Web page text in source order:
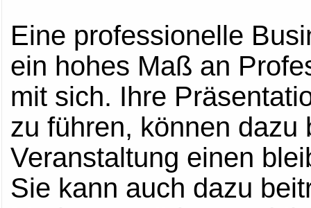
Eine professionelle
ein hohes Maß an
mit sich. Ihre
zu führen, können dazu
Veranstaltung einen
Sie kann auch dazu